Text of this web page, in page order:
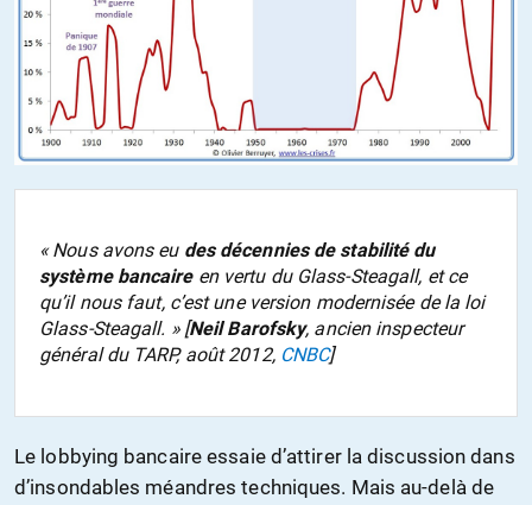
«Nous avons eu des décennies de stabilité du
système bancaire en vertu du Glass-Steagall, et ce
qu’il nous faut, c’est une version modernisée de la loi
Glass-Steagall. » [Neil Barofsky, ancien inspecteur
général du TARP, août 2012, CNBC]
Le lobbying bancaire essaie d’attirer la discussion dans
d’insondables méandres techniques. Mais au-delà de